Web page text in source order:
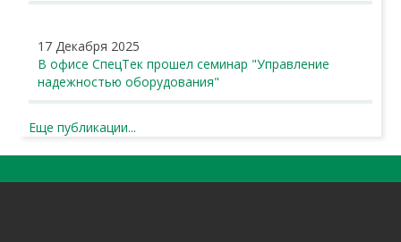
17 Декабря 2025
В офисе СпецТек прошел семинар "Управление
надежностью оборудования"
Еще публикации...